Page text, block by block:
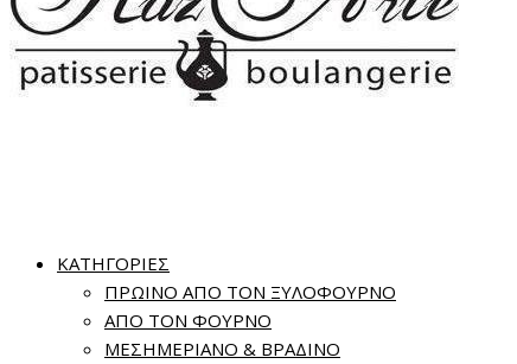
ΚΑΤΗΓΟΡΙΕΣ
ΠΡΩΙΝΟ ΑΠΟ ΤΟΝ ΞΥΛΟΦΟΥΡΝΟ
ΑΠΟ ΤΟΝ ΦΟΥΡΝΟ
ΜΕΣΗΜΕΡΙΑΝΟ & ΒΡΑΔΙΝΟ